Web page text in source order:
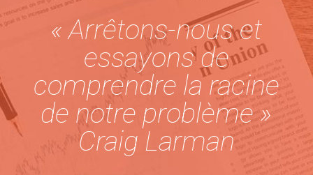
« Arrêtons-nous et
essayons de
comprendre la racine
de notre problème »
Craig Larman